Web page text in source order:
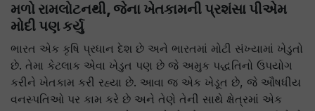
મળો રામલોટનથી, જેના ખેતકામની પ્રશંસા પીએમ
મોદી પણ કર્યુ
ભારત એક કૃષિ પ્રધાન દેશ છે અને ભારતમાં મોટી સંખ્યામાં ખેડુતો
છે. તેમા કેટલાક એવા ખેડુત પણ છે જે અમુક પદ્ધતિનો ઉપયોગ
કરીને ખેતકામ કરી રહ્યા છે. આવા જ એક ખેડૂત છે, જે ઔષધીય
વનસ્પતિઓ પર કામ કરે છે અને તેણે તેની સાથે ક્ષેત્રમાં એક